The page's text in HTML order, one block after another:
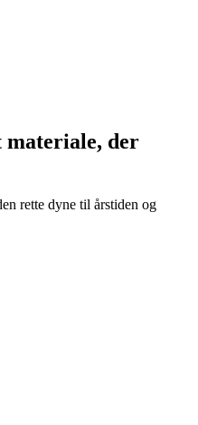
materiale, der
rette dyne til årstiden og